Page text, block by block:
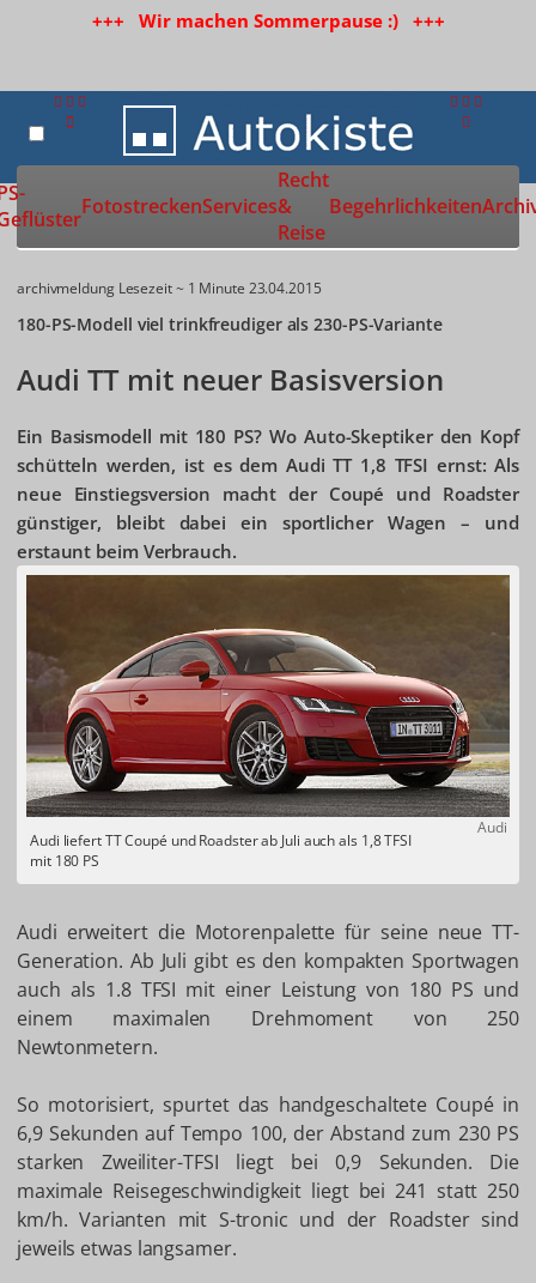
+++ Wir machen Sommerpause :) +++
Zur Startseite
FotostreckenServices
Recht
&
Reise
Begehrlichkeiten
archivmeldung Lesezeit ~ 1 Minute 23.04.2015
180-PS-Modell viel trinkfreudiger als 230-PS-Variante
Audi TT mit neuer Basisversion
Ein Basismodell mit 180 PS? Wo Auto-Skeptiker den Kopf
schütteln werden, ist es dem Audi TT 1,8 TFSI ernst: Als
neue Einstiegsversion macht der Coupé und Roadster
günstiger, bleibt dabei ein sportlicher Wagen – und
erstaunt beim Verbrauch.
Audi
Audi liefert TT Coupé und Roadster ab Juli auch als 1,8 TFSI
mit 180 PS
Audi erweitert die Motorenpalette für seine neue TT-
Generation. Ab Juli gibt es den kompakten Sportwagen
auch als 1.8 TFSI mit einer Leistung von 180 PS und
einem maximalen Drehmoment von 250
Newtonmetern.
So motorisiert, spurtet das handgeschaltete Coupé in
6,9 Sekunden auf Tempo 100, der Abstand zum 230 PS
starken Zweiliter-TFSI liegt bei 0,9 Sekunden. Die
maximale Reisegeschwindigkeit liegt bei 241 statt 250
km/h. Varianten mit S-tronic und der Roadster sind
jeweils etwas langsamer.